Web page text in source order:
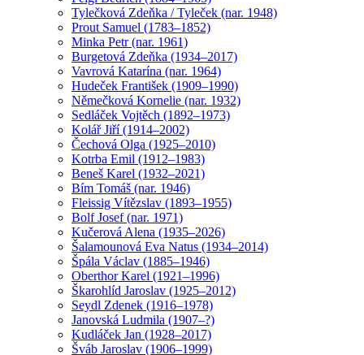
Tylečková Zdeňka / Tyleček (nar. 1948)
Prout Samuel (1783–1852)
Minka Petr (nar. 1961)
Burgetová Zdeňka (1934–2017)
Vavrová Katarína (nar. 1964)
Hudeček František (1909–1990)
Němečková Kornelie (nar. 1932)
Sedláček Vojtěch (1892–1973)
Kolář Jiří (1914–2002)
Čechová Olga (1925–2010)
Kotrba Emil (1912–1983)
Beneš Karel (1932–2021)
Bím Tomáš (nar. 1946)
Fleissig Vítězslav (1893–1955)
Bolf Josef (nar. 1971)
Kučerová Alena (1935–2026)
Šalamounová Eva Natus (1934–2014)
Špála Václav (1885–1946)
Oberthor Karel (1921–1996)
Škarohlíd Jaroslav (1925–2012)
Seydl Zdenek (1916–1978)
Janovská Ludmila (1907–?)
Kudláček Jan (1928–2017)
Šváb Jaroslav (1906–1999)